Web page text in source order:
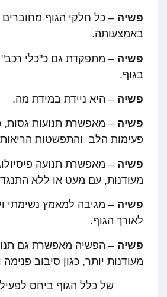
פשיה – כל חלקי הגוף מחוברים
באמצעותה.
פשיה – מתפקדת גם כ"כלי
בגוף.
פשיה – היא ניידת במידת מה.
פשיה – מאפשרת תנועות גסות,
פעימות הלב והתפשטות
פשיה – מאפשרת תנועה
מעודנות, עם מעט או ללא
פשיה – מגיבה למאמץ נשימתי
לאורך הגוף.
פשיה – הפשיה מאפשרת גם
מעודנות יותר, כגון סיבוב פנימה
של כלל הגוף ביחס